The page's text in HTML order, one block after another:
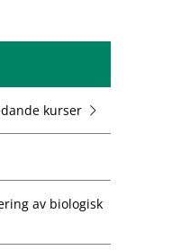
kurser
av biologisk